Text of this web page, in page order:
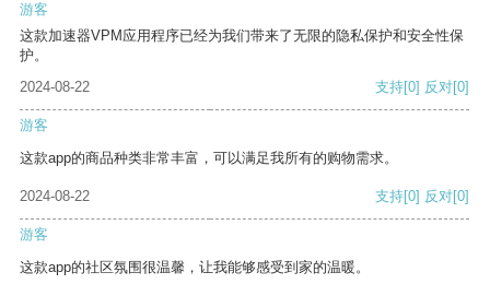
游客
这款加速器VPM应用程序已经为我们带来了无限的隐私保护和安全性保
护。
2024-08-22
支持[0] 反对[0]
游客
这款app的商品种类非常丰富，可以满足我所有的购物需求。
2024-08-22 支持[0] 反对[0]
游客
这款app的社区氛围很温馨，让我能够感受到家的温暖。